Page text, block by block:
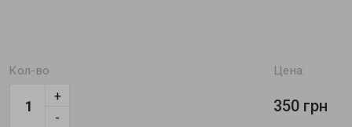
Кол-во
-
+
Цена:
350 грн